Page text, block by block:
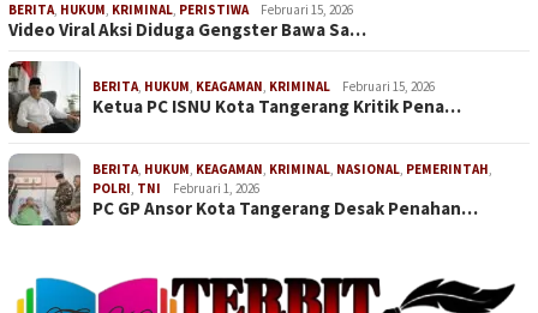
BERITA, HUKUM, KRIMINAL, PERISTIWA Februari 15, 2026
Video Viral Aksi Diduga Gengster Bawa Sa…
BERITA, HUKUM, KEAGAMAN, KRIMINAL Februari 15, 2026
Ketua PC ISNU Kota Tangerang Kritik Pena…
BERITA, HUKUM, KEAGAMAN, KRIMINAL, NASIONAL, PEMERINTAH,
POLRI, TNI Februari 1, 2026
PC GP Ansor Kota Tangerang Desak Penahan…